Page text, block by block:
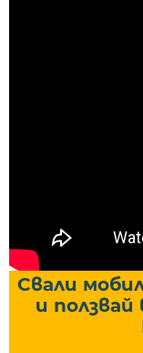
Свали
и ползвай